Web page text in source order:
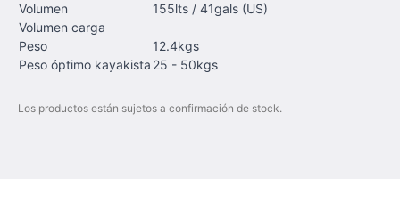
Volumen
155lts / 41gals (US)
Volumen carga
Peso
12.4kgs
Peso óptimo kayakista 25 - 50kgs
Los productos están sujetos a confirmación de stock.